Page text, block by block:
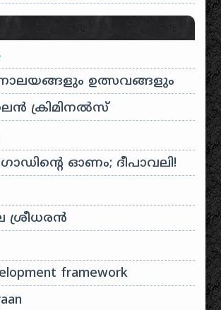
ഉത്സവങ്ങളും
ക്രിമിനൽസ്
ഓണം; ദീപാവലി!
ശ്രീധരൻ
framework